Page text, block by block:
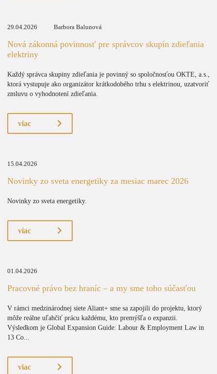
29.04.2026 Barbora Balunová
Nová zákonná povinnosť pre správcov skupín zdieľania
elektriny
Každý správca skupiny zdieľania je povinný so spoločnosťou OKTE, a.s.,
ktorá vystupuje ako organizátor krátkodobého trhu s elektrinou, uzatvoriť
zmluvu o vyhodnotení zdieľania.
viac
15.04.2026
Novinky zo sveta energetiky za mesiac marec 2026
Novinky zo sveta energetiky.
viac
01.04.2026
Pracovné právo bez hraníc – a my sme toho súčasťou
V rámci medzinárodnej siete Aliant+ sme sa zapojili do projektu, ktorý
môže reálne uľahčiť prácu každému, kto premýšľa o expanzii.
Výsledkom je Global Expansion Guide: Labour & Employment Law in
13 Co...
viac